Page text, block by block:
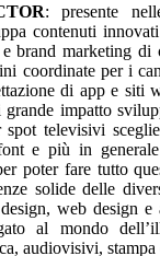
: presente
contenuti
e brand marketing
coordinate per i
di app e siti
impatto
spot televisivi
e più in generale
poter fare tutto
solide delle
web design
al mondo
audiovisivi, stampa